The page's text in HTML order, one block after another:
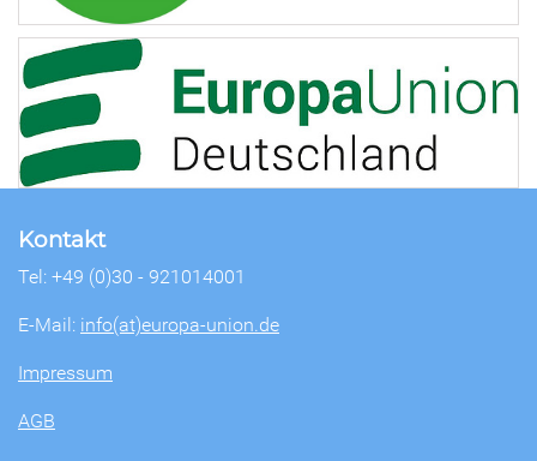
Kontakt
Tel: +49 (0)30 - 921014001
E-Mail: info(at)europa-union.de
Impressum
AGB